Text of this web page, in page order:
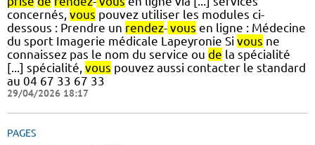
concernés, vous pouvez utiliser les modules ci-
dessous : Prendre un rendez- vous en ligne : Médecine
du sport Imagerie médicale Lapeyronie Si vous ne
connaissez pas le nom du service ou de la spécialité
[...] spécialité, vous pouvez aussi contacter le standard
au 04 67 33 67 33
29/04/2026 18:17
PAGES